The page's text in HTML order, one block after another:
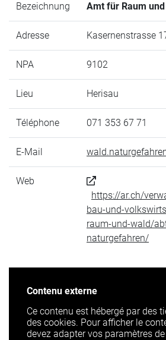
Bezeichnung Amt für Raum
Adresse Kasernenstrasse
NPA 9102
Lieu Herisau
Téléphone 071 353 67 71
E-Mail
Web
https://ar.ch/
bau-und-
raum-und-wald/
naturgefahren/
Contenu externe
Ce contenu est hébergé par des
des cookies. Pour afficher le
devez adapter vos paramètres